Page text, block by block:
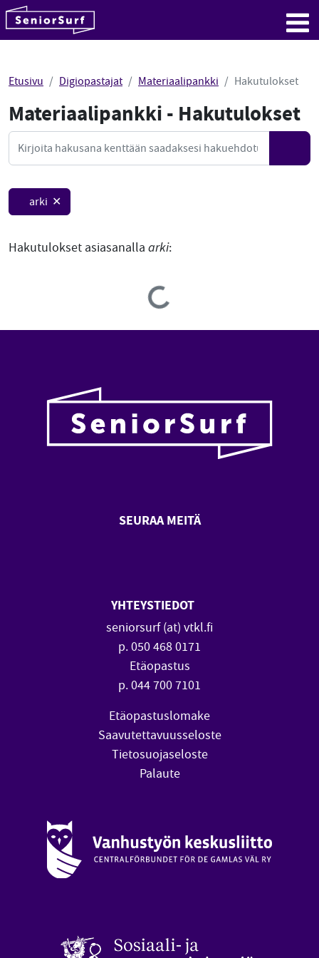
Hyppää sisältöön
Etusivu Digiopastajat Materiaalipankki Hakutulokset
Materiaalipankki - Hakutulokset
Haku
Hae
arki ✕
Hakutulokset asiasanalla arki:
Loading...
SEURAA MEITÄ
YHTEYSTIEDOT
seniorsurf (at) vtkl.fi
p. 050 468 0171
Etäopastus
p. 044 700 7101
Etäopastuslomake
Saavutettavuusseloste
Tietosuojaseloste
Palaute